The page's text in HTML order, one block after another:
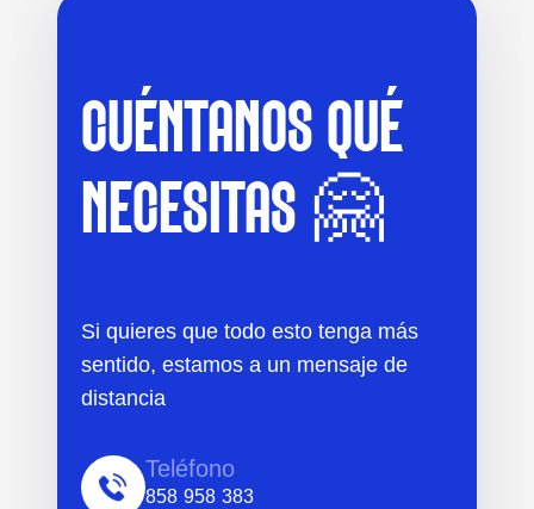
CUÉNTANOS QUÉ
NECESITAS 🤗
Si quieres que todo esto tenga más
sentido, estamos a un mensaje de
distancia
Teléfono
858 958 383